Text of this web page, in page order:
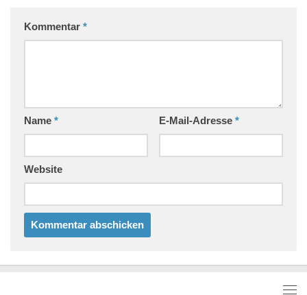
Kommentar *
Name * E-Mail-Adresse *
Website